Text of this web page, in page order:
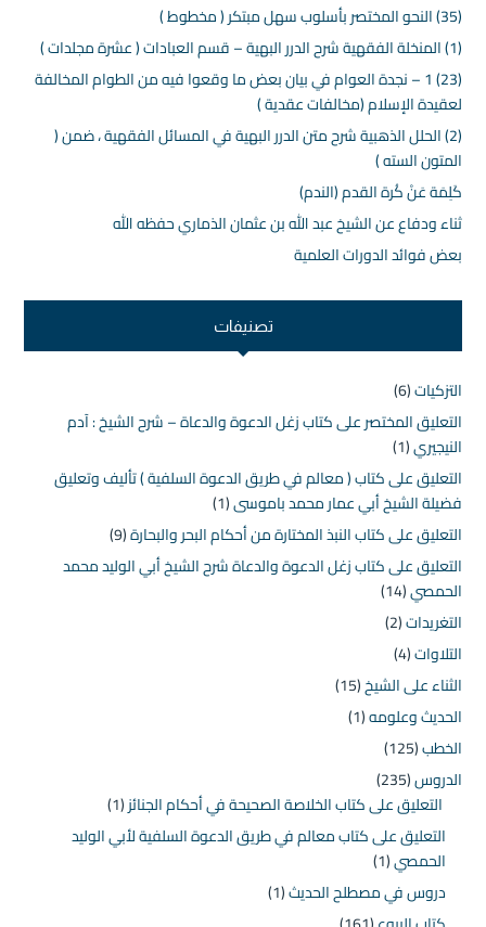
(35) النحو المختصر بأسلوب سهل مبتكر ( مخطوط )
(1) المنخلة الفقهية شرح الدرر البهية – قسم العبادات ( عشرة مجلدات )
(23) 1 – نجدة العوام في بيان بعض ما وقعوا فيه من الطوام المخالفة
لعقيدة الإسلام (مخالفات عقدية )
(2) الحلل الذهبية شرح متن الدرر البهية في المسائل الفقهية ، ضمن (
المتون السته )
كَلِمَة عَنْ كُرة القدم (الندم)
ثناء ودفاع عن الشيخ عبد الله بن عثمان الذماري حفظه الله
بعض فوائد الدورات العلمية
تصنيفات
التزكيات(6)
التعليق المختصر على كتاب زغل الدعوة والدعاة – شرح الشيخ : آدم
النيجيري(1)
التعليق على كتاب ( معالم في طريق الدعوة السلفية ) تأليف وتعليق
فضيلة الشيخ أبي عمار محمد باموسى(1)
التعليق على كتاب النبذ المختارة من أحكام البحر والبحارة(9)
التعليق على كتاب زغل الدعوة والدعاة شرح الشيخ أبي الوليد محمد
الحمصي(14)
التغريدات(2)
التلاوات(4)
الثناء على الشيخ(15)
الحديث وعلومه(1)
الخطب(125)
الدروس(235)
التعليق على كتاب الخلاصة الصحيحة في أحكام الجنائز(1)
التعليق على كتاب معالم في طريق الدعوة السلفية لأبي الوليد
الحمصي(1)
دروس في مصطلح الحديث(1)